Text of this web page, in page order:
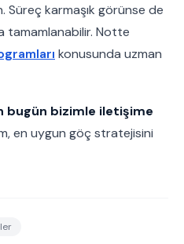
Süreç karmaşık görünse de
tamamlanabilir. Notte
konusunda uzman
bugün bizimle iletişime
en uygun göç stratejisini